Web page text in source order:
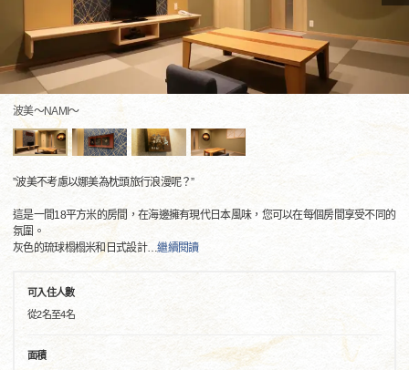
波美～NAMI～
”波美不考慮以娜美為枕頭旅行浪漫呢？”
這是一間18平方米的房間，在海邊擁有現代日本風味，您可以在每個房間享受不同的
氛圍。
灰色的琉球榻榻米和日式設計…繼續閱讀
可入住人數
從2名至4名
面積